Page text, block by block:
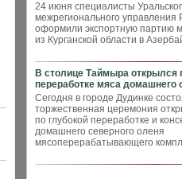
24 июня специалисты
межрегионального управления
оформили экспортную партию
из Курганской области в
В столице Таймыра открылся
переработке мяса домашнего
Сегодня в городе Дудинке
торжественная церемония
по глубокой переработке и
домашнего северного оленя
мясоперерабатывающего